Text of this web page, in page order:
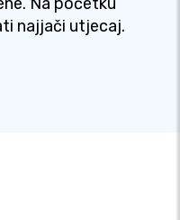
najjači utjecaj.